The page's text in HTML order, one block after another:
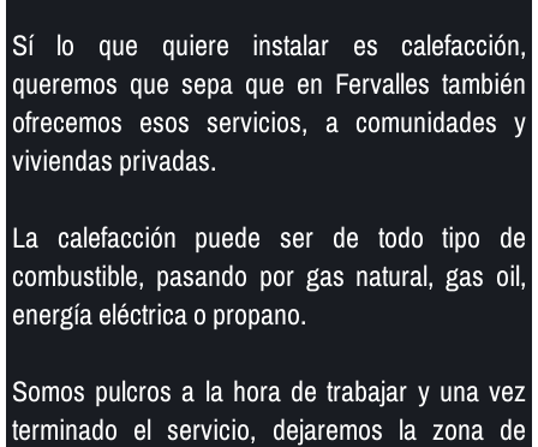
Sí­ lo que quiere instalar es calefacción,
queremos que sepa que en Fervalles también
ofrecemos esos servicios, a comunidades y
viviendas privadas.
La calefacción puede ser de todo tipo de
combustible, pasando por gas natural, gas oil,
energí­a eléctrica o propano.
Somos pulcros a la hora de trabajar y una vez
terminado el servicio, dejaremos la zona de